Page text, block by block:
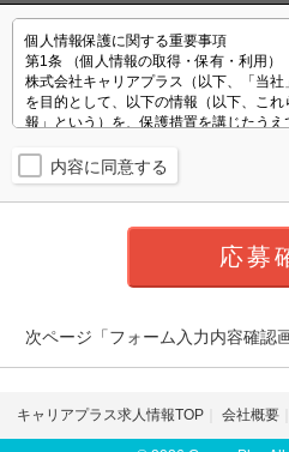
内容に同意する
次ページ「フォーム入力内容確認
キャリアプラス求人情報TOP 会社概要